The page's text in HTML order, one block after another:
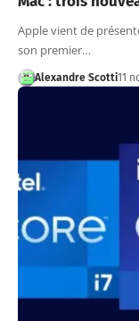
Apple vient de
son premier…
Alexandre Scotti11